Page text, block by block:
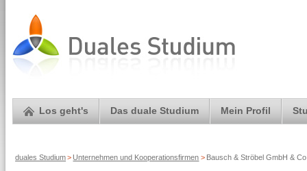
Los geht's Das duale Studium Mein Profil
duales Studium> Unternehmen und Kooperationsfirmen > Bausch & Ströbel GmbH &